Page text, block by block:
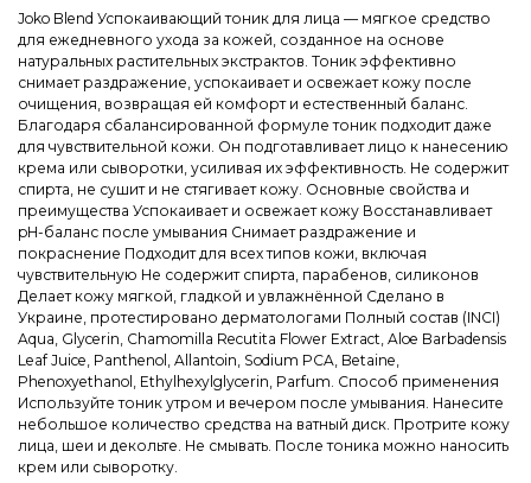
Joko Blend Успокаивающий тоник для лица — мягкое средство
для ежедневного ухода за кожей, созданное на основе
натуральных растительных экстрактов. Тоник эффективно
снимает раздражение, успокаивает и освежает кожу после
очищения, возвращая ей комфорт и естественный баланс.
Благодаря сбалансированной формуле тоник подходит даже
для чувствительной кожи. Он подготавливает лицо к нанесению
крема или сыворотки, усиливая их эффективность. Не содержит
спирта, не сушит и не стягивает кожу. Основные свойства и
преимущества Успокаивает и освежает кожу Восстанавливает
pH-баланс после умывания Снимает раздражение и
покраснение Подходит для всех типов кожи, включая
чувствительную Не содержит спирта, парабенов, силиконов
Делает кожу мягкой, гладкой и увлажнённой Сделано в
Украине, протестировано дерматологами Полный состав (INCI)
Aqua, Glycerin, Chamomilla Recutita Flower Extract, Aloe Barbadensis
Leaf Juice, Panthenol, Allantoin, Sodium PCA, Betaine,
Phenoxyethanol, Ethylhexylglycerin, Parfum. Способ применения
Используйте тоник утром и вечером после умывания. Нанесите
небольшое количество средства на ватный диск. Протрите кожу
лица, шеи и декольте. Не смывать. После тоника можно наносить
крем или сыворотку.